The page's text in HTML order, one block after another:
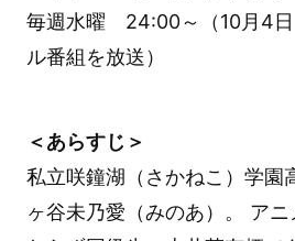
毎週水曜 24:00～（10月4日
ル番組を放送）
＜あらすじ＞
私立咲鐘湖（さかねこ）学園
ヶ谷未乃愛（みのあ）。 ア